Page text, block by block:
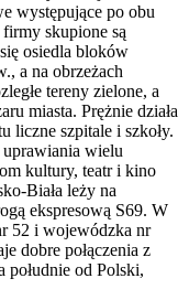
występujące po obu
firmy skupione są
osiedla bloków
a na obrzeżach
tereny zielone, a
miasta. Prężnie działa
liczne szpitale i szkoły.
uprawiania wielu
kultury, teatr i kino
Biała leży na
ekspresową S69. W
52 i wojewódzka nr
dobre połączenia z
południe od Polski,